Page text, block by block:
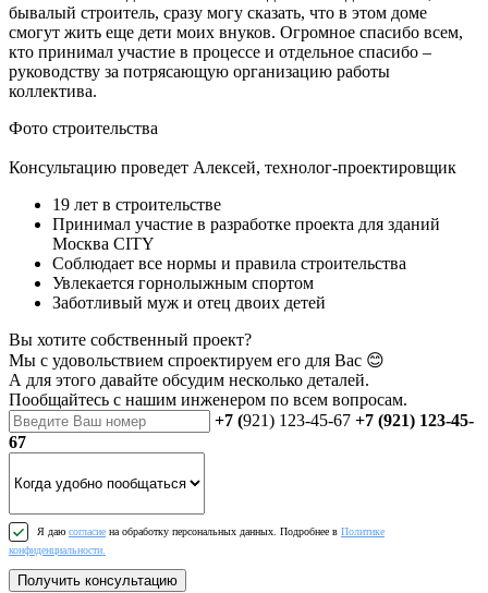
бывалый строитель, сразу могу сказать, что в этом доме
смогут жить еще дети моих внуков. Огромное спасибо всем,
кто принимал участие в процессе и отдельное спасибо –
руководству за потрясающую организацию работы
коллектива.
Фото строительства
Консультацию проведет Алексей, технолог-проектировщик
19 лет в строительстве
Принимал участие в разработке проекта для зданий
Москва CITY
Соблюдает все нормы и правила строительства
Увлекается горнолыжным спортом
Заботливый муж и отец двоих детей
Вы хотите собственный проект?
Мы с удовольствием спроектируем его для Вас 😊
А для этого давайте обсудим несколько деталей.
Пообщайтесь с нашим инженером по всем вопросам.
+7 (921) 123-45-67 +7 (921) 123-45-
67
Я даю согласие на обработку персональных данных. Подробнее в Политике
конфиденциальности.
Получить консультацию